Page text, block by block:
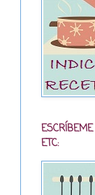
ETC: